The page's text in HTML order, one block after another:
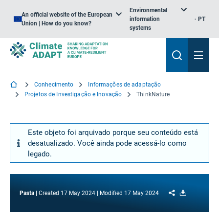
An official website of the European
Union | How do you know?
Environmental
information
systems
PT
Conhecimento
Informações de adaptação
Projetos de Investigação e Inovação
ThinkNature
Este objeto foi arquivado porque seu conteúdo está
desatualizado. Você ainda pode acessá-lo como
legado.
Pasta Created 17 May 2024 Modified 17 May 2024 Share